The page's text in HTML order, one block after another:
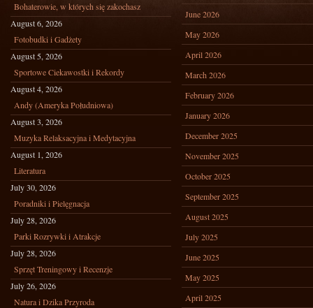
Bohaterowie, w których się zakochasz
August 6, 2026
Fotobudki i Gadżety
August 5, 2026
Sportowe Ciekawostki i Rekordy
August 4, 2026
Andy (Ameryka Południowa)
August 3, 2026
Muzyka Relaksacyjna i Medytacyjna
August 1, 2026
Literatura
July 30, 2026
Poradniki i Pielęgnacja
July 28, 2026
Parki Rozrywki i Atrakcje
July 28, 2026
Sprzęt Treningowy i Recenzje
July 26, 2026
Natura i Dzika Przyroda
June 2026
May 2026
April 2026
March 2026
February 2026
January 2026
December 2025
November 2025
October 2025
September 2025
August 2025
July 2025
June 2025
May 2025
April 2025